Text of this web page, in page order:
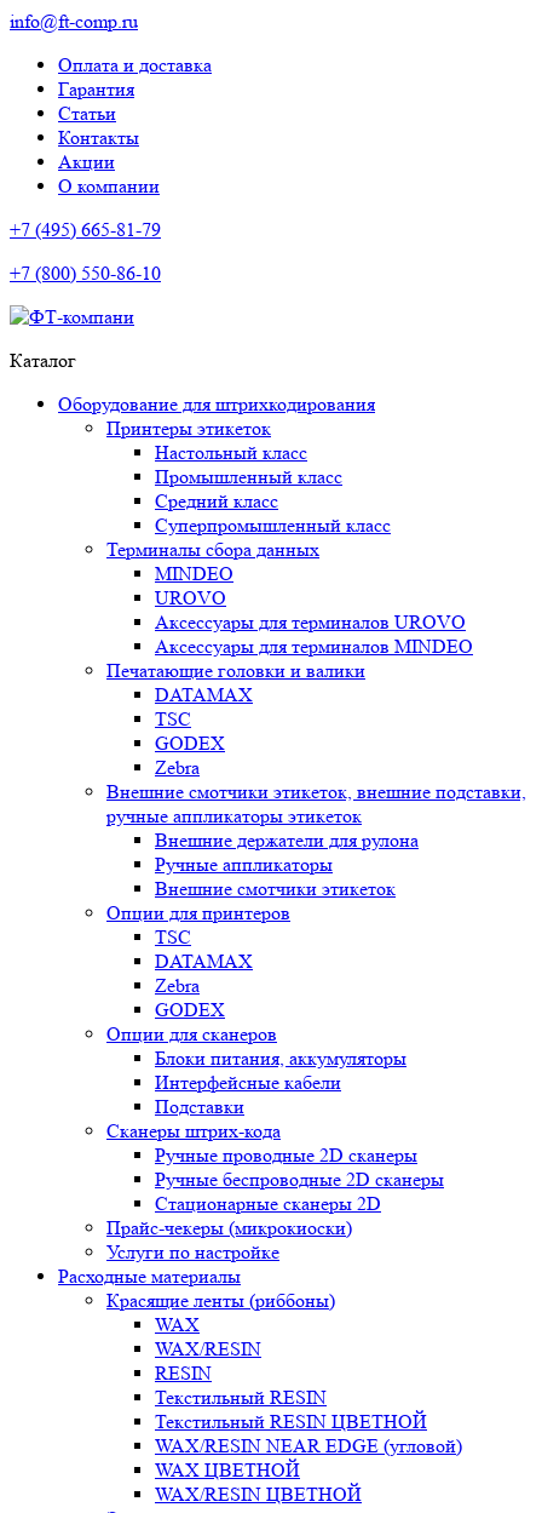
info@ft-comp.ru
Оплата и доставка
Гарантия
Статьи
Контакты
Акции
О компании
+7 (495) 665-81-79
+7 (800) 550-86-10
Каталог
Оборудование для штрихкодирования
Принтеры этикеток
Настольный класс
Промышленный класс
Средний класс
Суперпромышленный класс
Терминалы сбора данных
MINDEO
UROVO
Аксессуары для терминалов UROVO
Аксессуары для терминалов MINDEO
Печатающие головки и валики
DATAMAX
TSC
GODEX
Zebra
Внешние смотчики этикеток, внешние подставки,
ручные аппликаторы этикеток
Внешние держатели для рулона
Ручные аппликаторы
Внешние смотчики этикеток
Опции для принтеров
TSC
DATAMAX
Zebra
GODEX
Опции для сканеров
Блоки питания, аккумуляторы
Интерфейсные кабели
Подставки
Сканеры штрих-кода
Ручные проводные 2D сканеры
Ручные беспроводные 2D сканеры
Стационарные сканеры 2D
Прайс-чекеры (микрокиоски)
Услуги по настройке
Расходные материалы
Красящие ленты (риббоны)
WAX
WAX/RESIN
RESIN
Текстильный RESIN
Текстильный RESIN ЦВЕТНОЙ
WAX/RESIN NEAR EDGE (угловой)
WAX ЦВЕТНОЙ
WAX/RESIN ЦВЕТНОЙ